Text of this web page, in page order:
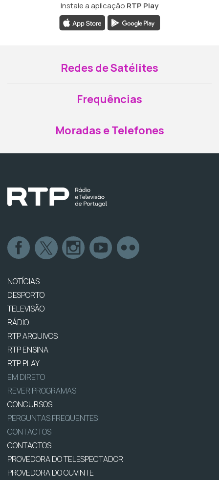
Instale a aplicação RTP Play
Redes de Satélites
Frequências
Moradas e Telefones
NOTÍCIAS
DESPORTO
TELEVISÃO
RÁDIO
RTP ARQUIVOS
RTP ENSINA
RTP PLAY
EM DIRETO
REVER PROGRAMAS
CONCURSOS
PERGUNTAS FREQUENTES
CONTACTOS
CONTACTOS
PROVEDORA DO TELESPECTADOR
PROVEDORA DO OUVINTE